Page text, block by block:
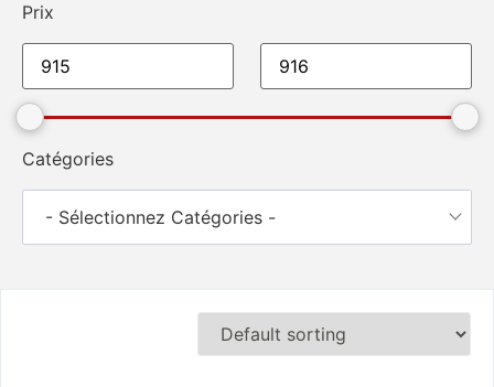
Prix
Catégories
- Sélectionnez Catégories -